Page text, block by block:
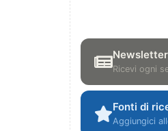
Ricevi ogni
Fonti di
Aggiungici